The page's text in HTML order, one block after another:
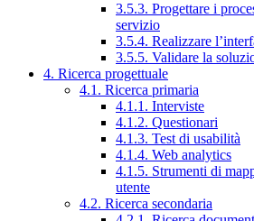
3.5.3. Progettare i
servizio
3.5.4. Realizzare
3.5.5. Validare la
4. Ricerca progettuale
4.1. Ricerca primaria
4.1.1. Interviste
4.1.2. Questionari
4.1.3. Test di usabilità
4.1.4. Web analytics
4.1.5. Strumenti di
utente
4.2. Ricerca secondaria